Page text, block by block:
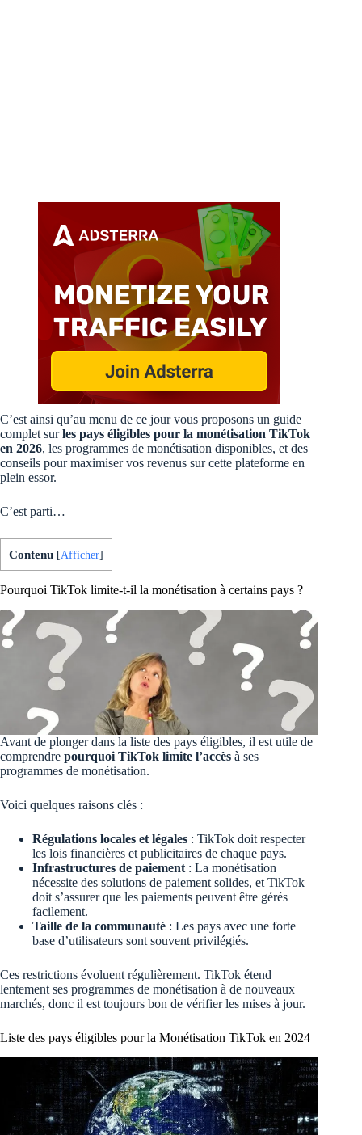
C’est ainsi qu’au menu de ce jour vous proposons un guide
complet surles pays éligibles pour la monétisation TikTok
en 2026, les programmes de monétisation disponibles, et des
conseils pour maximiser vos revenus sur cette plateforme en
plein essor.
C’est parti…
Contenu [Afficher]
Pourquoi TikTok limite-t-il la monétisation à certains pays ?
Avant de plonger dans la liste des pays éligibles, il est utile de
comprendre pourquoi TikTok limite l’accès à ses
programmes de monétisation.
Voici quelques raisons clés :
Régulations locales et légales : TikTok doit respecter
les lois financières et publicitaires de chaque pays.
Infrastructures de paiement : La monétisation
nécessite des solutions de paiement solides, et TikTok
doit s’assurer que les paiements peuvent être gérés
facilement.
Taille de la communauté : Les pays avec une forte
base d’utilisateurs sont souvent privilégiés.
Ces restrictions évoluent régulièrement. TikTok étend
lentement ses programmes de monétisation à de nouveaux
marchés, donc il est toujours bon de vérifier les mises à jour.
Liste des pays éligibles pour la Monétisation TikTok en 2024